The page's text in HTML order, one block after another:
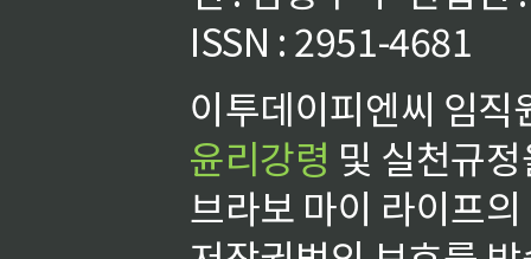
ISSN : 2951-4681
이투데이피엔씨 임
윤리강령 및 실천규
브라보 마이 라이프